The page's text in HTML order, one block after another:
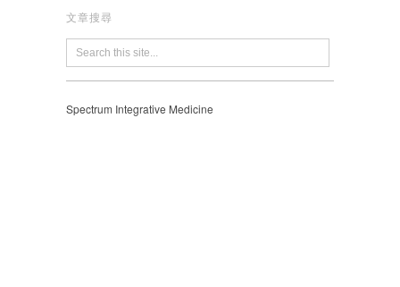
文章搜尋
Spectrum Integrative Medicine